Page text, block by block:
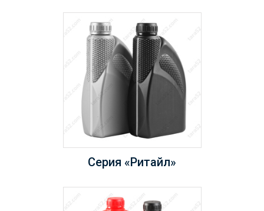
Серия «Ритайл»